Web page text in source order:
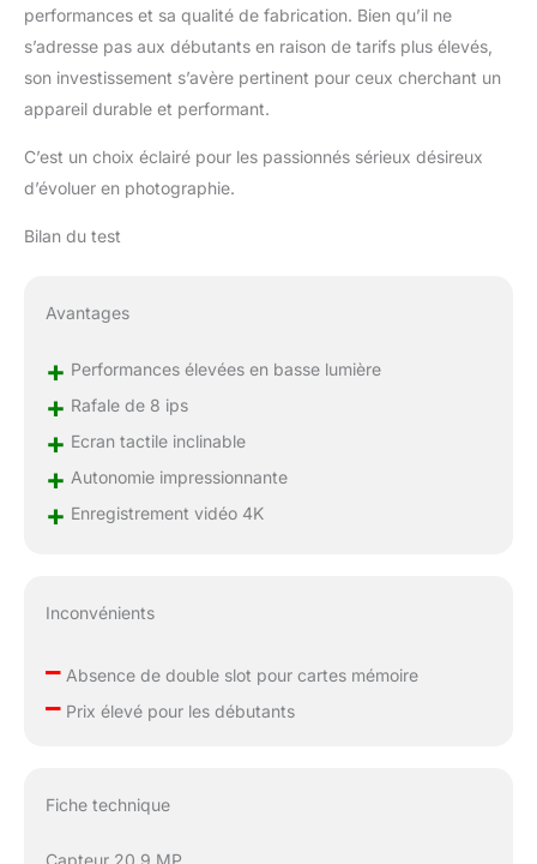
performances et sa qualité de fabrication. Bien qu’il ne
s’adresse pas aux débutants en raison de tarifs plus élevés,
son investissement s’avère pertinent pour ceux cherchant un
appareil durable et performant.
C’est un choix éclairé pour les passionnés sérieux désireux
d’évoluer en photographie.
Bilan du test
Avantages
+ Performances élevées en basse lumière
+ Rafale de 8 ips
+ Ecran tactile inclinable
+ Autonomie impressionnante
+ Enregistrement vidéo 4K
Inconvénients
–Absence de double slot pour cartes mémoire
–Prix élevé pour les débutants
Fiche technique
Capteur 20,9 MP